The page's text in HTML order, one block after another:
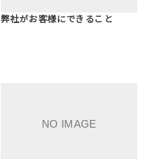
弊社がお客様にできること